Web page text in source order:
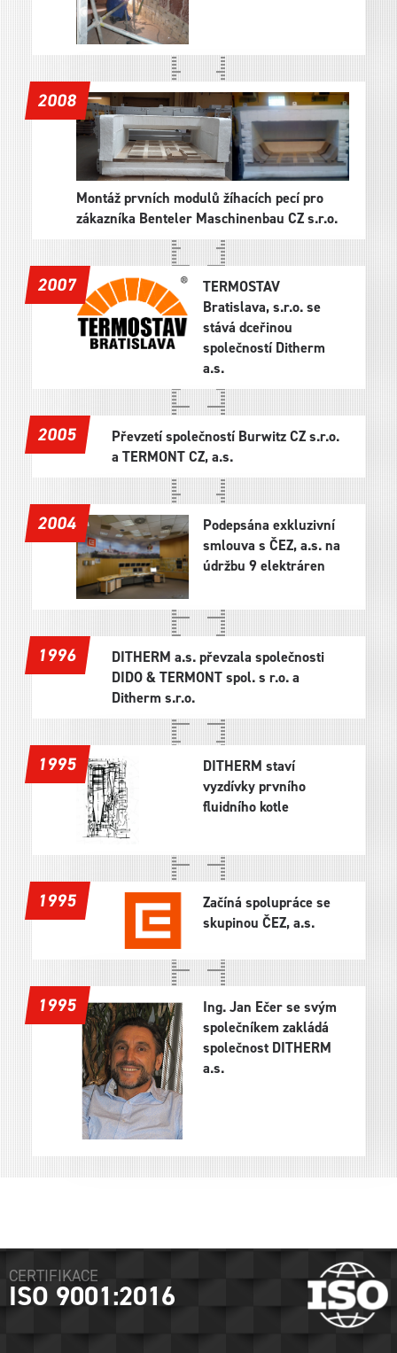
2008
Montáž prvních modulů žíhacích pecí pro
zákazníka Benteler Maschinenbau CZ s.r.o.
2007
TERMOSTAV
Bratislava, s.r.o. se
stává dceřinou
společností Ditherm
a.s.
2005
Převzetí společností Burwitz CZ s.r.o.
a TERMONT CZ, a.s.
2004
Podepsána exkluzivní
smlouva s ČEZ, a.s. na
údržbu 9 elektráren
1996
DITHERM a.s. převzala společnosti
DIDO & TERMONT spol. s r.o. a
Ditherm s.r.o.
1995
DITHERM staví
vyzdívky prvního
fluidního kotle
1995
Začíná spolupráce se
skupinou ČEZ, a.s.
1995
Ing. Jan Ečer se svým
společníkem zakládá
společnost DITHERM
a.s.
CERTIFIKACE
ISO 9001:2016